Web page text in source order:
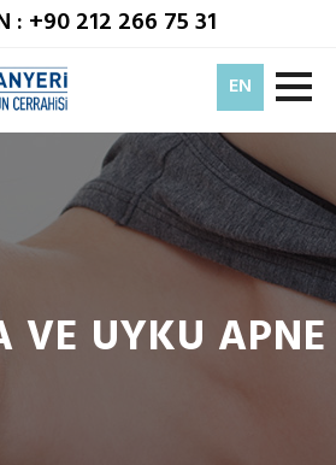
: +90 212 266 75 31
EN
VE UYKU APNE